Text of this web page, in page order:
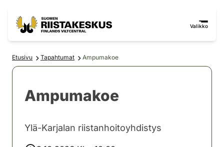
Valikko
Etusivu Tapahtumat Ampumakoe
Ampumakoe
Ylä-Karjalan riistanhoitoyhdistys